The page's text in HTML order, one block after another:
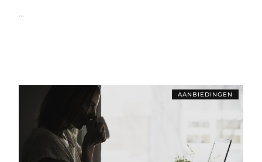
...
AANBIEDINGEN